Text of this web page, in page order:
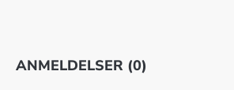
ANMELDELSER (0)